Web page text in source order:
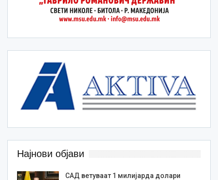
Најнови објави
САД ветуваат 1 милијарда долари